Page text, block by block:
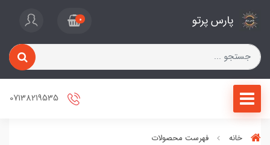
پارس پرتو 0
خانه
فهرست محصولات